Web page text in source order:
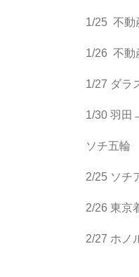
1/25 不動
1/26 不動
1/27 ダラ
1/30 羽田
ソチ五輪
2/25 ソチ
2/26 東京
2/27 ホノ